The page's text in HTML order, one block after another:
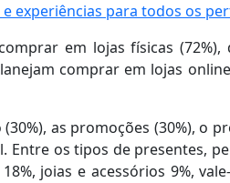
experiências para todos os
em lojas físicas
comprar em lojas
as promoções (30%), o
Entre os tipos de presentes,
joias e acessórios 9%,